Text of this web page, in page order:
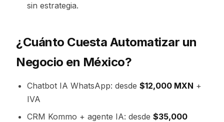
sin estrategia.
¿Cuánto Cuesta Automatizar un
Negocio en México?
Chatbot IA WhatsApp: desde $12,000 MXN +
IVA
CRM Kommo + agente IA: desde $35,000